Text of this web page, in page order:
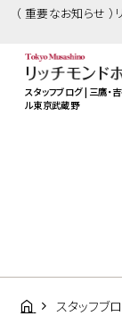
（ 重要なお知らせ
スタッフブログ | 三鷹・
ル東京武蔵野
スタッフブ